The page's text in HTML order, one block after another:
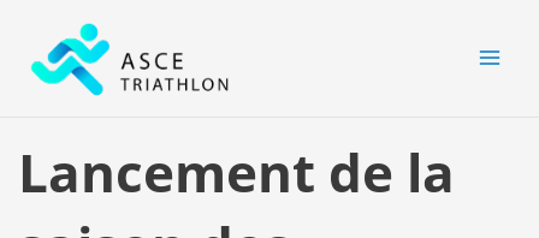
contenu
Lancement de la